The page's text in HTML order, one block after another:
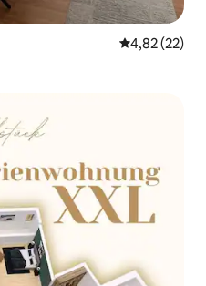
Prosječna
4,82 (22)